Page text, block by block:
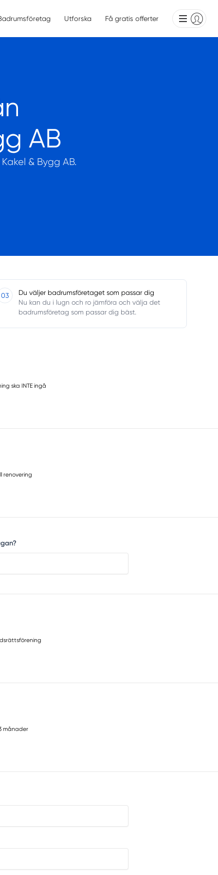
Utforska Få gratis offerter
AB
& Bygg AB.
03
Du väljer badrumsföretaget som passar dig
Nu kan du i lugn och ro jämföra och välja det
badrumsföretag som passar dig bäst.
ska INTE ingå
renovering
månader